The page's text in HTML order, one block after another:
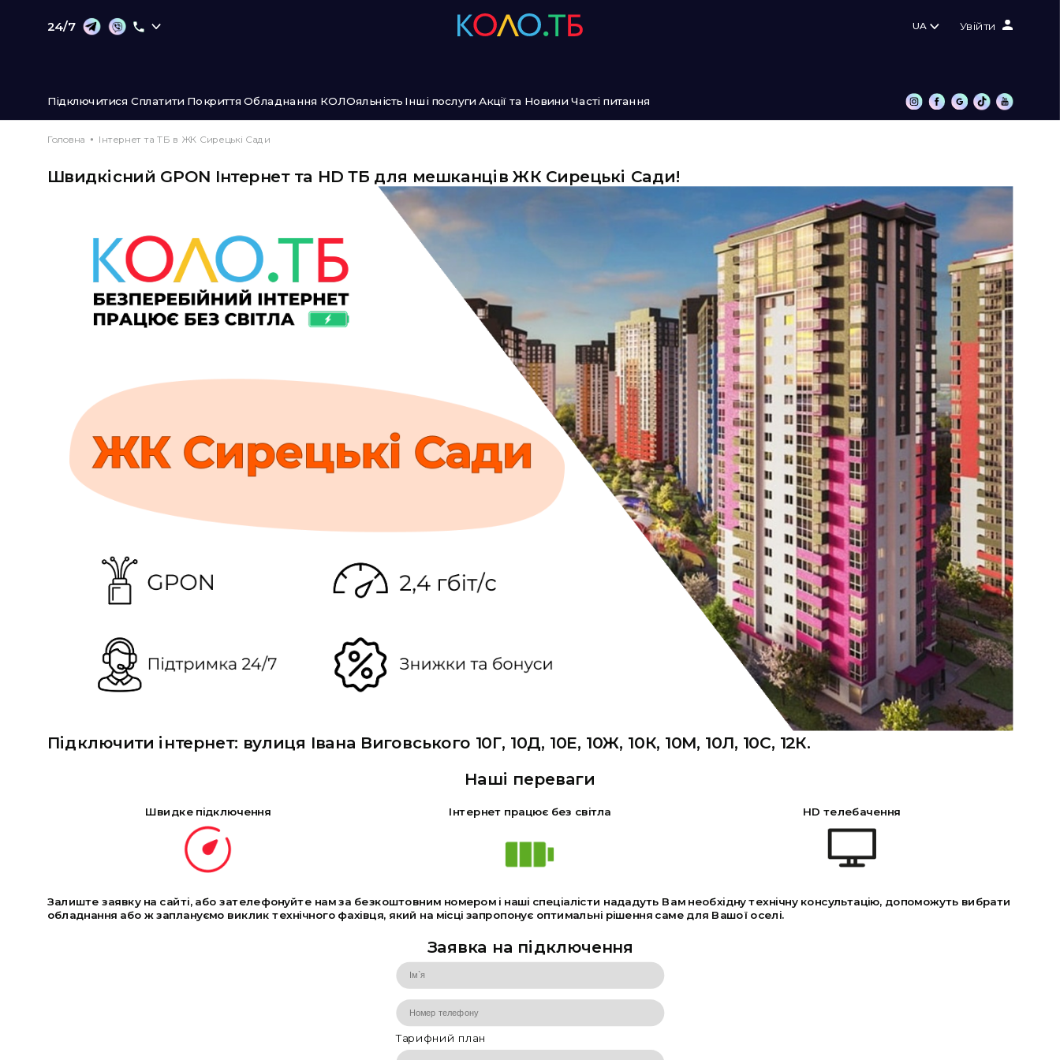
24/7 UA Увійти
Підключитися Сплатити Покриття Обладнання КОЛОяльність Інші послуги Акції та Новини Часті питання
Головна Інтернет та ТБ в ЖК Сирецькі Сади
Швидкісний GPON Інтернет та HD ТБ для мешканців ЖК Сирецькі Сади!
Підключити інтернет: вулиця Івана Виговського 10Г, 10Д, 10Е, 10Ж, 10К, 10М, 10Л, 10С, 12К.
Наші переваги
Швидке підключення Інтернет працює без світла HD телебачення
Залиште заявку на сайті, або зателефонуйте нам за безкоштовним номером і наші спеціалісти нададуть Вам необхідну технічну консультацію, допоможуть вибрати
обладнання або ж заплануємо виклик технічного фахівця, який на місці запропонує оптимальні рішення саме для Вашої оселі.
Заявка на підключення
Тарифний план